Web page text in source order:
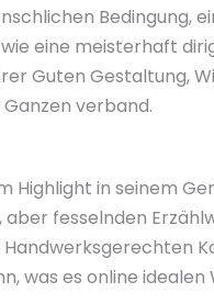
Bedingung,
eine meisterhaft
Guten Gestaltung,
verband.
in seinem
fesselnden
was es online idealen